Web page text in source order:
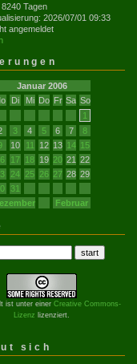
Tagen
2026/07/01 09:33
angemeldet
Januar 2006
Di Mi Do Fr Sa So
1
3 4 5 6 7
8
10 11 12 13 14 15
17 18 19 20 21 22
24 25 26 27 28 29
31
Februar
ist unter einer Creative Commons-
Lizenz lizenziert.
sich